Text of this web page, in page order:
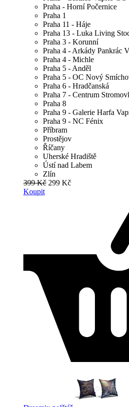
Praha - Horní Počernice
Praha 1
Praha 11 - Háje
Praha 13 - Luka Living
Praha 3 - Korunní
Praha 4 - Arkády Pankrác
Praha 4 - Michle
Praha 5 - Anděl
Praha 5 - OC Nový
Praha 6 - Hradčanská
Praha 7 - Centrum
Praha 8
Praha 9 - Galerie Harfa
Praha 9 - NC Fénix
Příbram
Prostějov
Říčany
Uherské Hradiště
Ústí nad Labem
Zlín
399 Kč 299 Kč
Koupit